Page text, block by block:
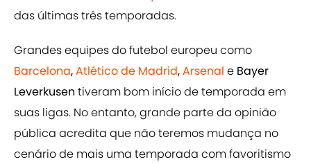
das últimas três temporadas.
Grandes equipes do futebol europeu como
Barcelona,Atlético de Madrid,Arsenal e Bayer
Leverkusen tiveram bom início de temporada em
suas ligas. No entanto, grande parte da opinião
pública acredita que não teremos mudança no
cenário de mais uma temporada com favoritismo